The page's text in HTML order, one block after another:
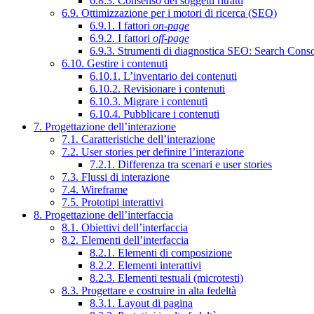
6.9. Ottimizzazione per i motori di ricerca (SEO)
6.9.1. I fattori on-page
6.9.2. I fattori off-page
6.9.3. Strumenti di diagnostica SEO: Search
6.10. Gestire i contenuti
6.10.1. L’inventario dei contenuti
6.10.2. Revisionare i contenuti
6.10.3. Migrare i contenuti
6.10.4. Pubblicare i contenuti
7. Progettazione dell’interazione
7.1. Caratteristiche dell’interazione
7.2. User stories per definire l’interazione
7.2.1. Differenza tra scenari e user stories
7.3. Flussi di interazione
7.4. Wireframe
7.5. Prototipi interattivi
8. Progettazione dell’interfaccia
8.1. Obiettivi dell’interfaccia
8.2. Elementi dell’interfaccia
8.2.1. Elementi di composizione
8.2.2. Elementi interattivi
8.2.3. Elementi testuali (microtesti)
8.3. Progettare e costruire in alta fedeltà
8.3.1. Layout di pagina